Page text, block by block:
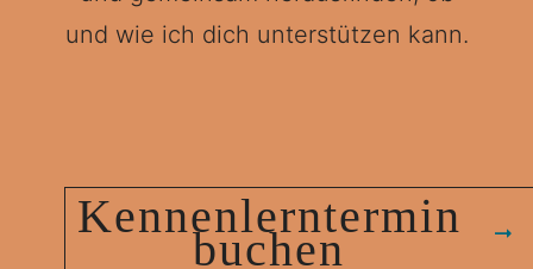
und wie ich dich unterstützen kann.
Kennenlerntermin
buchen